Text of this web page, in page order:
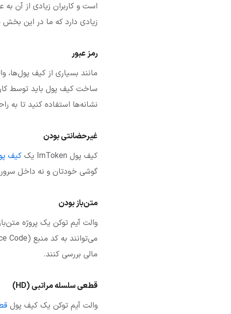
زیادی دارد که ما در این بخش
رمز عبور
ساخت کیف پول باید توسط
نشانه‌ها استفاده کنید تا
غیر‌حضانتی بودن
کیف پول ImToken یک
کیف
گوشی خودتان و نه داخل
متن‌باز بودن
والت آیم توکن یک پروژه
مالی بررسی کنند.
قطعی سلسله مراتبی (HD)
والت آیم توکن یک کیف پول